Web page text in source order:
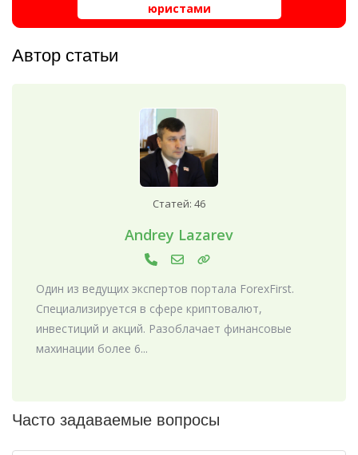
юристами
Автор статьи
Статей: 46
Andrey Lazarev
Один из ведущих экспертов портала ForexFirst.
Специализируется в сфере криптовалют,
инвестиций и акций. Разоблачает финансовые
махинации более 6...
Часто задаваемые вопросы